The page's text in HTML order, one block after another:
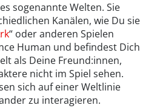
sogenannte Welten. Sie
Kanälen, wie Du sie
“ oder anderen Spielen
Human und befindest Dich
als Deine Freund:innen,
nicht im Spiel sehen.
sich auf einer Weltlinie
zu interagieren.